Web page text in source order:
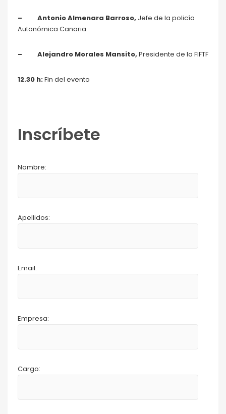
– Antonio Almenara Barroso, Jefe de la policía
Autonómica Canaria
– Alejandro Morales Mansito, Presidente de la FIFTF
12.30 h:Fin del evento
Inscríbete
Nombre:
Apellidos:
Email:
Empresa:
Cargo: